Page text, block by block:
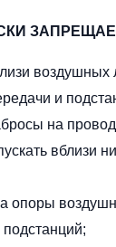
воздушных
и
на
вблизи
опоры